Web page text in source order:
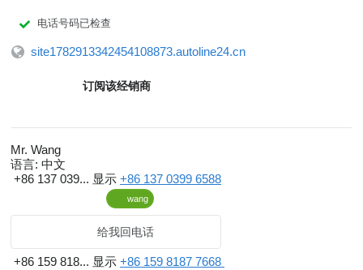
enabling short vehicle selection cycles and efficient delivery.
We have established a global professional sales network and
vehicle conditions and export policies of various countries. Our
customized modification, complete vehicle inspection, customs
documentation and international logistics. We efficiently serve
merchants from all over the world, delivering reliable and hassle-
free one-stop services for the export of used passenger buses.
电话号码已检查
site1782913342454108873.autoline24.cn
订阅该经销商
Mr. Wang
语言: 中文
+86 137 039... 显示 +86 137 0399 6588
wang
给我回电话
+86 159 818... 显示 +86 159 8187 7668